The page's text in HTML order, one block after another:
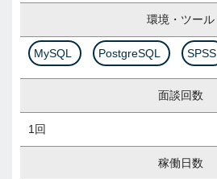
環境・ツール
MySQL PostgreSQL SPSS
面談回数
1回
稼働日数